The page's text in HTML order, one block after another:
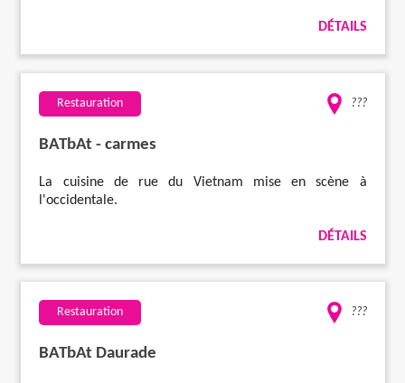
DÉTAILS
Restauration ???
BATbAt - carmes
La cuisine de rue du Vietnam mise en scène à
l'occidentale.
DÉTAILS
Restauration ???
BATbAt Daurade